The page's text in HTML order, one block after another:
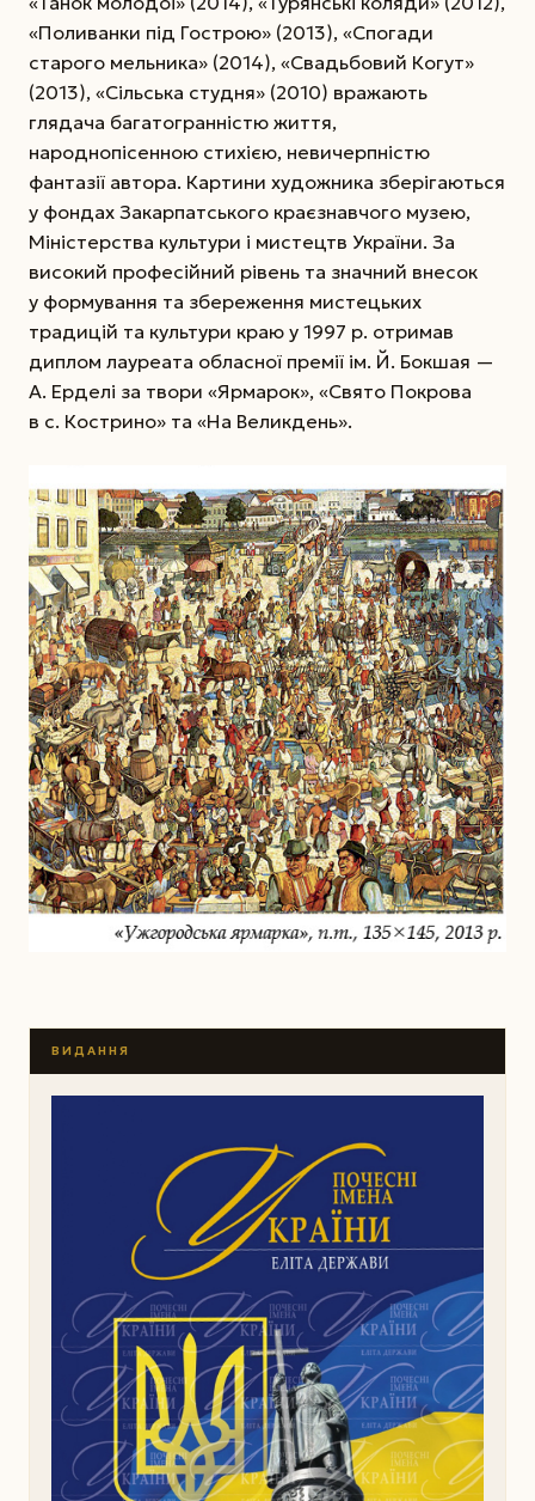
«Поливанки під Гострою» (2013), «Спогади
старого мельника» (2014), «Свадьбовий Когут»
(2013), «Сільська студня» (2010) вражають
глядача багатогранністю життя,
народнопісенною стихією, невичерпністю
фантазії автора. Картини художника зберігаються
у фондах Закарпатського краєзнавчого музею,
Міністерства культури і мистецтв України. За
високий професійний рівень та значний внесок
у формування та збереження мистецьких
традицій та культури краю у 1997 р. отримав
диплом лауреата обласної премії ім. Й. Бокшая —
А. Ерделі за твори «Ярмарок», «Свято Покрова
в с. Кострино» та «На Великдень».
ВИДАННЯ